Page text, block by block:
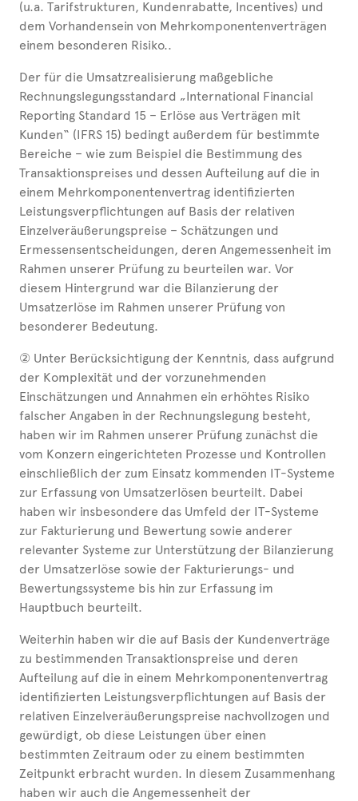
(u.a. Tarifstrukturen, Kundenrabatte, Incentives) und
dem Vorhandensein von Mehrkomponentenverträgen
einem besonderen Risiko..
Der für die Umsatzrealisierung maßgebliche
Rechnungslegungsstandard „International Financial
Reporting Standard 15 – Erlöse aus Verträgen mit
Kunden“ (IFRS 15) bedingt außerdem für bestimmte
Bereiche – wie zum Beispiel die Bestimmung des
Transaktionspreises und dessen Aufteilung auf die in
einem Mehrkomponentenvertrag identifizierten
Leistungsverpflichtungen auf Basis der relativen
Einzelveräußerungspreise – Schätzungen und
Ermessensentscheidungen, deren Angemessenheit im
Rahmen unserer Prüfung zu beurteilen war. Vor
diesem Hintergrund war die Bilanzierung der
Umsatzerlöse im Rahmen unserer Prüfung von
besonderer Bedeutung.
② Unter Berücksichtigung der Kenntnis, dass aufgrund
der Komplexität und der vorzunehmenden
Einschätzungen und Annahmen ein erhöhtes Risiko
falscher Angaben in der Rechnungslegung besteht,
haben wir im Rahmen unserer Prüfung zunächst die
vom Konzern eingerichteten Prozesse und Kontrollen
einschließlich der zum Einsatz kommenden IT-Systeme
zur Erfassung von Umsatzerlösen beurteilt. Dabei
haben wir insbesondere das Umfeld der IT-Systeme
zur Fakturierung und Bewertung sowie anderer
relevanter Systeme zur Unterstützung der Bilanzierung
der Umsatzerlöse sowie der Fakturierungs- und
Bewertungssysteme bis hin zur Erfassung im
Hauptbuch beurteilt.
Weiterhin haben wir die auf Basis der Kundenverträge
zu bestimmenden Transaktionspreise und deren
Aufteilung auf die in einem Mehrkomponentenvertrag
identifizierten Leistungsverpflichtungen auf Basis der
relativen Einzelveräußerungspreise nachvollzogen und
gewürdigt, ob diese Leistungen über einen
bestimmten Zeitraum oder zu einem bestimmten
Zeitpunkt erbracht wurden. In diesem Zusammenhang
haben wir auch die Angemessenheit der